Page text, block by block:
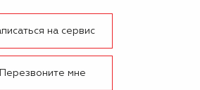
на сервис
Перезвоните мне